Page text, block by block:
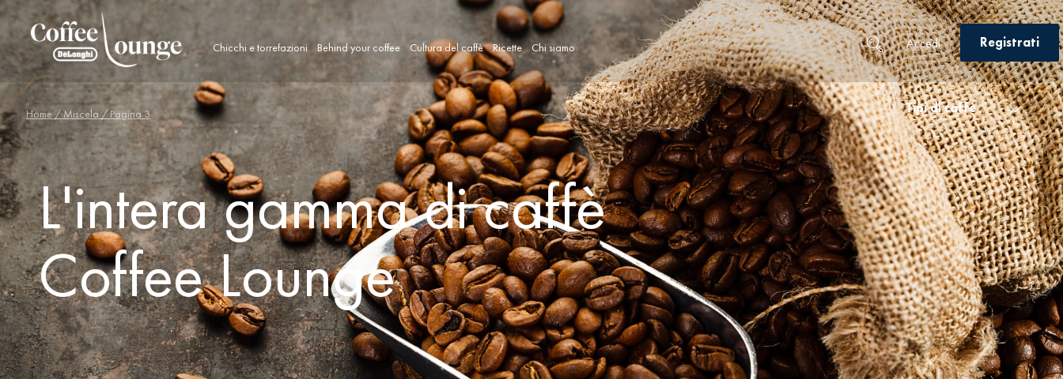
Chicchi e torrefazioni Behind your coffee Cultura del caffè Ricette Chi siamo Accedi Registrati
Home/Miscela / Pagina 3 Tipi di caffè
L'intera gamma di caffè
Coffee Lounge